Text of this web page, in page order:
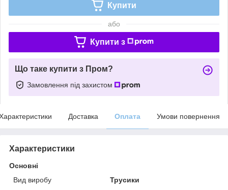
Купити
або
Купити з
Що таке купити з Пром?
Замовлення під захистом
Доставка Оплата Умови повернення
Характеристики
Основні
Вид виробу
Трусики